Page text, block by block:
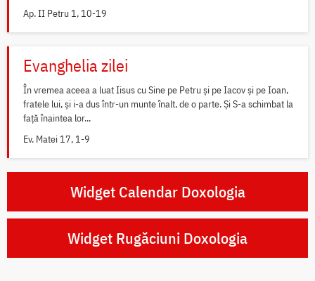
Ap. II Petru 1, 10-19
Evanghelia zilei
În vremea aceea a luat Iisus cu Sine pe Petru și pe Iacov și pe Ioan,
fratele lui, și i-a dus într-un munte înalt, de o parte. Și S-a schimbat la
față înaintea lor...
Ev. Matei 17, 1-9
Widget Calendar Doxologia
Widget Rugăciuni Doxologia